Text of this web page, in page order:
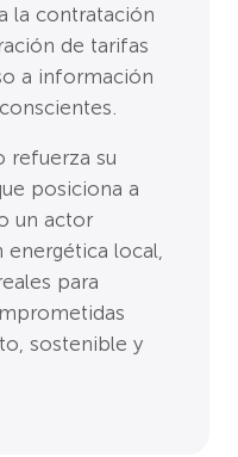
la contratación
de tarifas
a información
refuerza su
posiciona a
un actor
local,
para
sostenible y